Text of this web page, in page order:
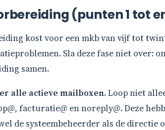
(punten 1 tot
kost voor een mkb van vijf tot
Sla deze fase niet over:
samen.
alle actieve mailboxen.Loop niet
facturatie@ en noreply@. Deze
de systeembeheerder als de